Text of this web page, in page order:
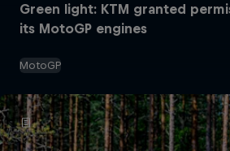
Green light: KTM granted
its MotoGP engines
MotoGP